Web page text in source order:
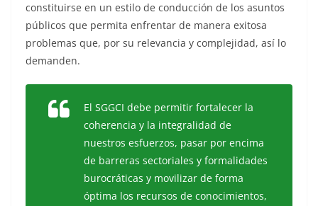
constituirse en un estilo de conducción de los asuntos
públicos que permita enfrentar de manera exitosa
problemas que, por su relevancia y complejidad, así lo
demanden.
El SGGCI debe permitir fortalecer la
coherencia y la integralidad de
nuestros esfuerzos, pasar por encima
de barreras sectoriales y formalidades
burocráticas y movilizar de forma
óptima los recursos de conocimientos,